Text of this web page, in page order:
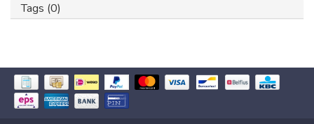
Tags (0)